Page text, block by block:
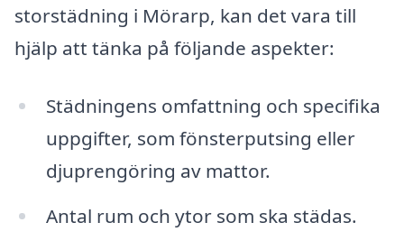
storstädning i Mörarp, kan det vara till
hjälp att tänka på följande aspekter:
Städningens omfattning och specifika
uppgifter, som fönsterputsing eller
djuprengöring av mattor.
Antal rum och ytor som ska städas.